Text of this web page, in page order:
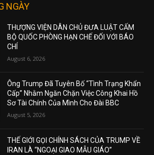
NGÀY
THƯỢNG VIỆN DÂN CHỦ ĐƯA LUẬT CẤM
BỘ QUỐC PHÒNG HẠN CHẾ ĐỐI VỚI BÁO
CHÍ
August 6, 2026
Ông Trump Đã Tuyên Bố “Tình Trạng Khẩn
Cấp” Nhằm Ngăn Chặn Việc Công Khai Hồ
Sơ Tài Chính Của Mình Cho Đài BBC
August 5, 2026
THẾ GIỚI GỌI CHÍNH SÁCH CỦA TRUMP VỀ
IRAN LÀ “NGOẠI GIAO MẪU GIÁO”